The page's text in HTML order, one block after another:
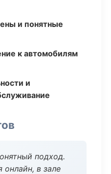
и понятные
к автомобилям
и
подход.
онлайн, в зале